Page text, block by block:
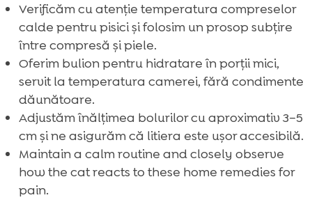
Verificăm cu atenție temperatura compreselor
calde pentru pisici și folosim un prosop subțire
între compresă și piele.
Oferim bulion pentru hidratare în porții mici,
servit la temperatura camerei, fără condimente
dăunătoare.
Adjustăm înălțimea bolurilor cu aproximativ 3–5
cm și ne asigurăm că litiera este ușor accesibilă.
Maintain a calm routine and closely observe
how the cat reacts to these home remedies for
pain.